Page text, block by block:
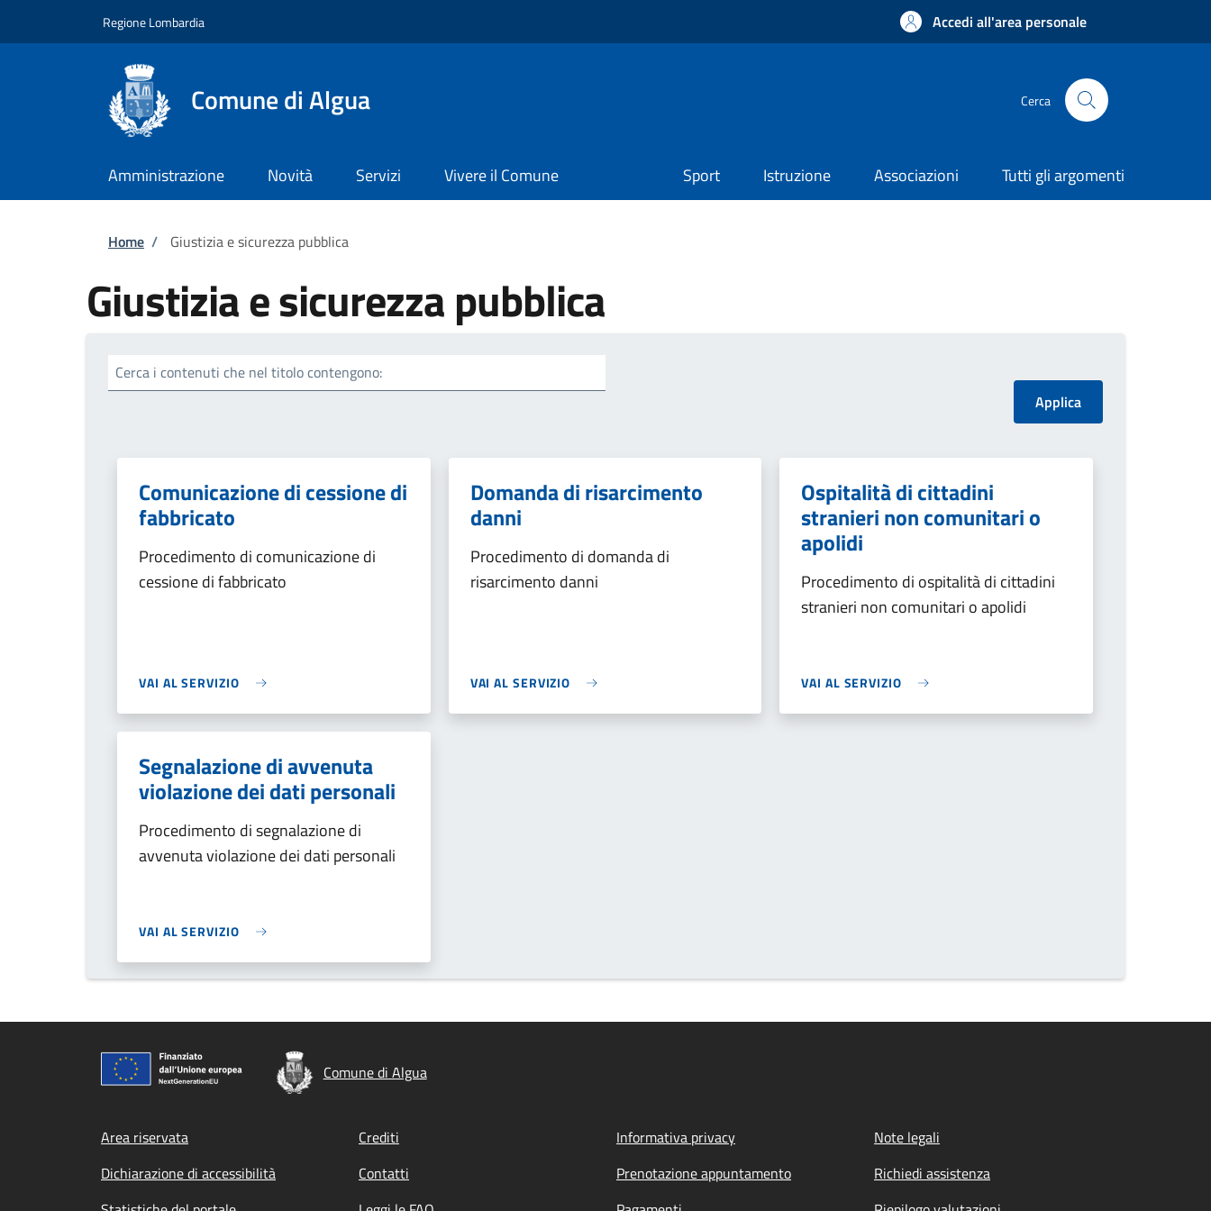
Regione Lombardia Accedi all'area personale
Comune di Algua Cerca
Amministrazione Novità Servizi Vivere il Comune Sport Istruzione Associazioni Tutti gli argomenti
Briciole di pane
Home / Giustizia e sicurezza pubblica
Giustizia e sicurezza pubblica
Cerca i contenuti che nel titolo contengono:
Comunicazione di cessione di
fabbricato
Procedimento di comunicazione di
cessione di fabbricato
VAI AL SERVIZIO
Domanda di risarcimento
danni
Procedimento di domanda di
risarcimento danni
VAI AL SERVIZIO
Ospitalità di cittadini
stranieri non comunitari o
apolidi
Procedimento di ospitalità di cittadini
stranieri non comunitari o apolidi
VAI AL SERVIZIO
Segnalazione di avvenuta
violazione dei dati personali
Procedimento di segnalazione di
avvenuta violazione dei dati personali
VAI AL SERVIZIO
Comune di Algua
Footer menu
Area riservata Crediti Informativa privacy
Note legali
Dichiarazione di accessibilità
Contatti Prenotazione appuntamento
Richiedi assistenza